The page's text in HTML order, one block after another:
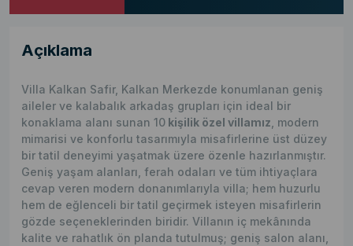
Açıklama
Villa Kalkan Safir, Kalkan Merkezde konumlanan geniş
aileler ve kalabalık arkadaş grupları için ideal bir
konaklama alanı sunan 10 kişilik özel villamız , modern
mimarisi ve konforlu tasarımıyla misafirlerine üst düzey
bir tatil deneyimi yaşatmak üzere özenle hazırlanmıştır.
Geniş yaşam alanları, ferah odaları ve tüm ihtiyaçlara
cevap veren modern donanımlarıyla villa; hem huzurlu
hem de eğlenceli bir tatil geçirmek isteyen misafirlerin
gözde seçeneklerinden biridir. Villanın iç mekânında
kalite ve rahatlık ön planda tutulmuş; geniş salon alanı,